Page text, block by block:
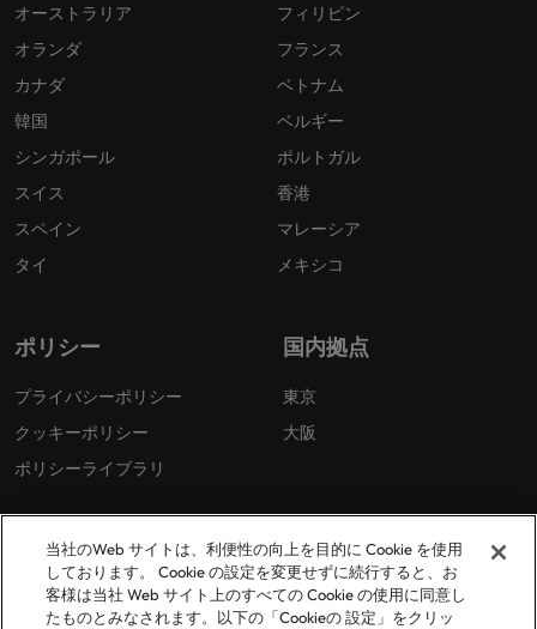
オーストラリア
オランダ
カナダ
韓国
シンガポール
スイス
スペイン
タイ
フィリピン
フランス
ベトナム
ベルギー
ポルトガル
香港
マレーシア
メキシコ
ポリシー
プライバシーポリシー
クッキーポリシー
ポリシーライブラリ
国内拠点
東京
大阪
当社のWeb サイトは、利便性の向上を目的に Cookie を使用
しております。 Cookie の設定を変更せずに続行すると、お
客様は当社 Web サイト上のすべての Cookie の使用に同意し
たものとみなされます。以下の「Cookieの 設定」をクリッ